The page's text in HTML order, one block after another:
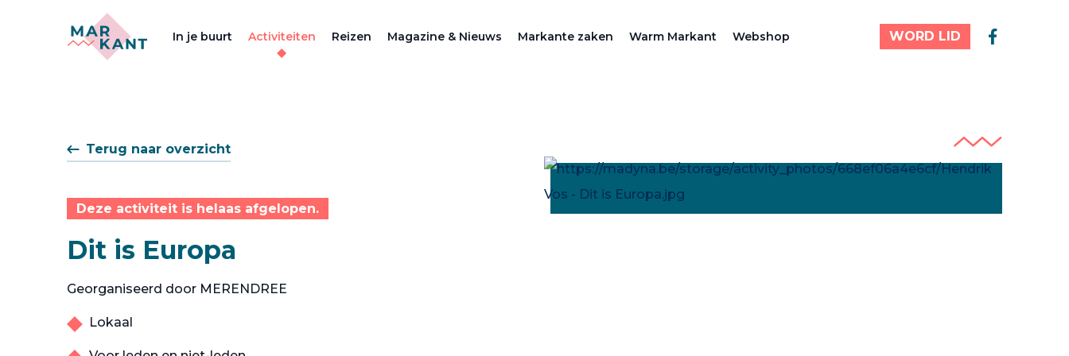
In je buurt Activiteiten Reizen Magazine & Nieuws Markante zaken Warm Markant Webshop WORD LID
Terug naar overzicht
Deze activiteit is helaas afgelopen.
Dit is Europa
Georganiseerd door MERENDREE
Lokaal